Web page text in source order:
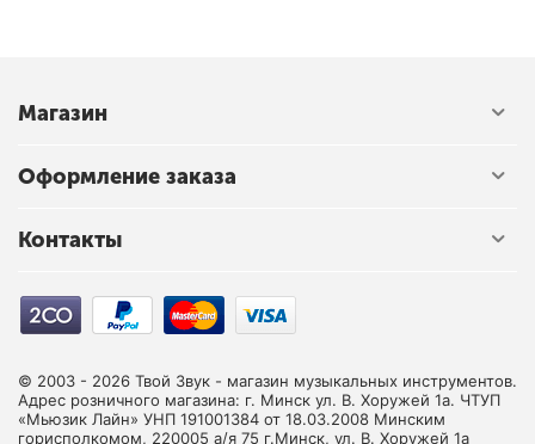
Магазин
Оформление заказа
Контакты
© 2003 - 2026 Твой Звук - магазин музыкальных инструментов.
Адрес розничного магазина: г. Минск ул. В. Хоружей 1а. ЧТУП
«Мьюзик Лайн» УНП 191001384 от 18.03.2008 Минским
горисполкомом, 220005 а/я 75 г.Минск, ул. В. Хоружей 1а